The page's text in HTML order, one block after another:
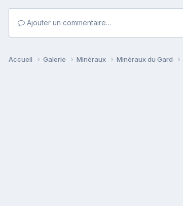
Ajouter un commentaire…
Accueil Galerie Minéraux Minéraux du Gard